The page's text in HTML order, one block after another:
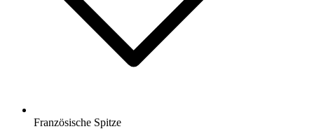
Französische Spitze